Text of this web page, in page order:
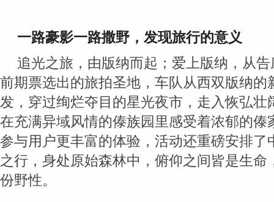
一路豪影一路撒野，发现旅行的意义
追光之旅，由版纳而起；爱上版纳，从
前期票选出的旅拍圣地，车队从西双版纳
发，穿过绚烂夺目的星光夜市，走入恢弘壮
在充满异域风情的傣族园里感受着浓郁的傣
参与用户更丰富的体验，活动还重磅安排了
之行，身处原始森林中，俯仰之间皆是生命
份野性。